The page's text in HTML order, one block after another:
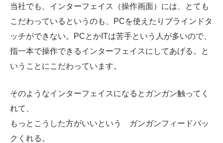
当社でも、インターフェイス（操作画面）には、とても
こだわっているというのも、PCを使えたりブラインドタ
ッチができない。PCとかITは苦手という人が多いので、
指一本で操作できるインターフェイスにしてあげる。と
いうことにこだわっています。
そのようなインターフェイスになるとガンガン触ってく
れて、
もっとこうした方がいいという ガンガンフィードバッ
クくれる。